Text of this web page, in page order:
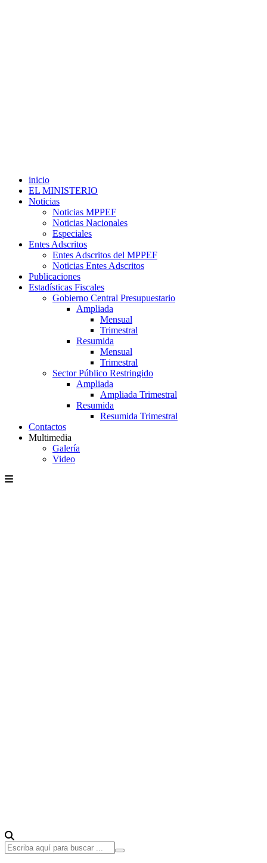
inicio
EL MINISTERIO
Noticias
Noticias MPPEF
Noticias Nacionales
Especiales
Entes Adscritos
Entes Adscritos del MPPEF
Noticias Entes Adscritos
Publicaciones
Estadísticas Fiscales
Gobierno Central Presupuestario
Ampliada
Mensual
Trimestral
Resumida
Mensual
Trimestral
Sector Público Restringido
Ampliada
Ampliada Trimestral
Resumida
Resumida Trimestral
Contactos
Multimedia
Galería
Video